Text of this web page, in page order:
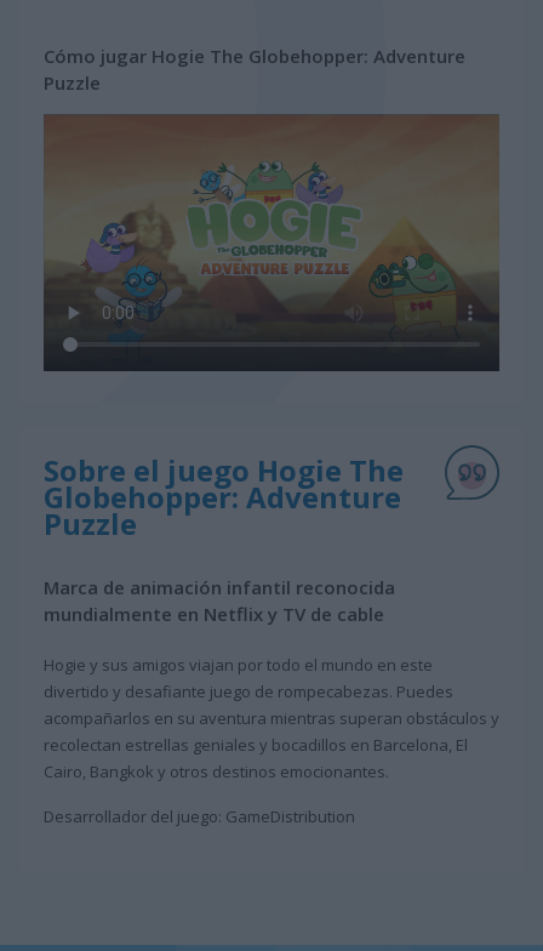
Cómo jugar Hogie The Globehopper: Adventure
Puzzle
Sobre el juego Hogie The
Globehopper: Adventure
Puzzle
Marca de animación infantil reconocida
mundialmente en Netflix y TV de cable
Hogie y sus amigos viajan por todo el mundo en este
divertido y desafiante juego de rompecabezas. Puedes
acompañarlos en su aventura mientras superan obstáculos y
recolectan estrellas geniales y bocadillos en Barcelona, El
Cairo, Bangkok y otros destinos emocionantes.
Desarrollador del juego: GameDistribution